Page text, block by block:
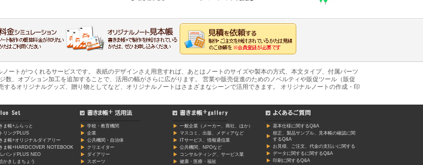
ートがつくれるサービスです。 表紙のデザインさえ用意すれば、あとはノートのサイズや製本の方式、本文タイプ、付属パーツ
、オプション加工を追加することで、活用の幅がさらに広がります。 営業や販売促進のためのノベルティや販促ツール（販促
るオリジナルグッズ、贈り物としてなど、オリジナルノートはさまざまなシーンで活用できます。 オリジナルノートの作成・印
ま帳+ふらっと
リングPLUS
ま帳+オリジナルダイアリー
ま帳+HARDCOVER NOTEBOOK
バンドPLUS NEO
かきしまちょう
学校・教育機関
企業
公共機関・自治体
クリエイター
ダイアリー
スポーツ
一般企業（メーカー、商社、ほか）
マスコミ、出版、メディアなど
ITサービス、情報通信業
公共機関、NPOなど
コンサルティング、サービス業
健康・医療・福祉
基本仕様に関するQ&A
校正、製品サンプル、見本帳の確認に関
するQ&A
お見積、ご注文、代金の支払いに関する
データに関するに関するQ&A
印刷に関するQ&A